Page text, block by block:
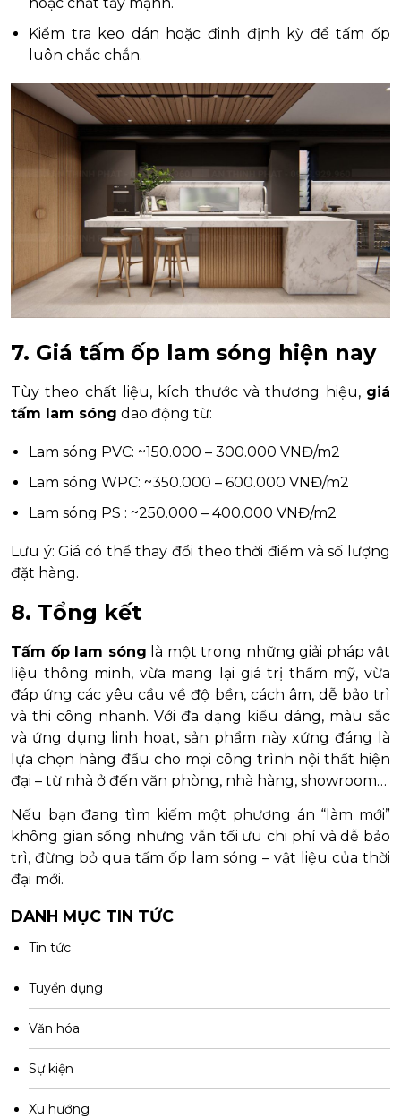
Kiểm tra keo dán hoặc đinh định kỳ để tấm ốp
luôn chắc chắn.
7. Giá tấm ốp lam sóng hiện nay
Tùy theo chất liệu, kích thước và thương hiệu, giá
tấm lam sóng dao động từ:
Lam sóng PVC: ~150.000 – 300.000 VNĐ/m2
Lam sóng WPC: ~350.000 – 600.000 VNĐ/m2
Lam sóng PS : ~250.000 – 400.000 VNĐ/m2
Lưu ý: Giá có thể thay đổi theo thời điểm và số lượng
đặt hàng.
8. Tổng kết
Tấm ốp lam sóng là một trong những giải pháp vật
liệu thông minh, vừa mang lại giá trị thẩm mỹ, vừa
đáp ứng các yêu cầu về độ bền, cách âm, dễ bảo trì
và thi công nhanh. Với đa dạng kiểu dáng, màu sắc
và ứng dụng linh hoạt, sản phẩm này xứng đáng là
lựa chọn hàng đầu cho mọi công trình nội thất hiện
đại – từ nhà ở đến văn phòng, nhà hàng, showroom…
Nếu bạn đang tìm kiếm một phương án “làm mới”
không gian sống nhưng vẫn tối ưu chi phí và dễ bảo
trì, đừng bỏ qua tấm ốp lam sóng – vật liệu của thời
đại mới.
DANH MỤC TIN TỨC
Tin tức
Tuyển dụng
Văn hóa
Sự kiện
Xu hướng